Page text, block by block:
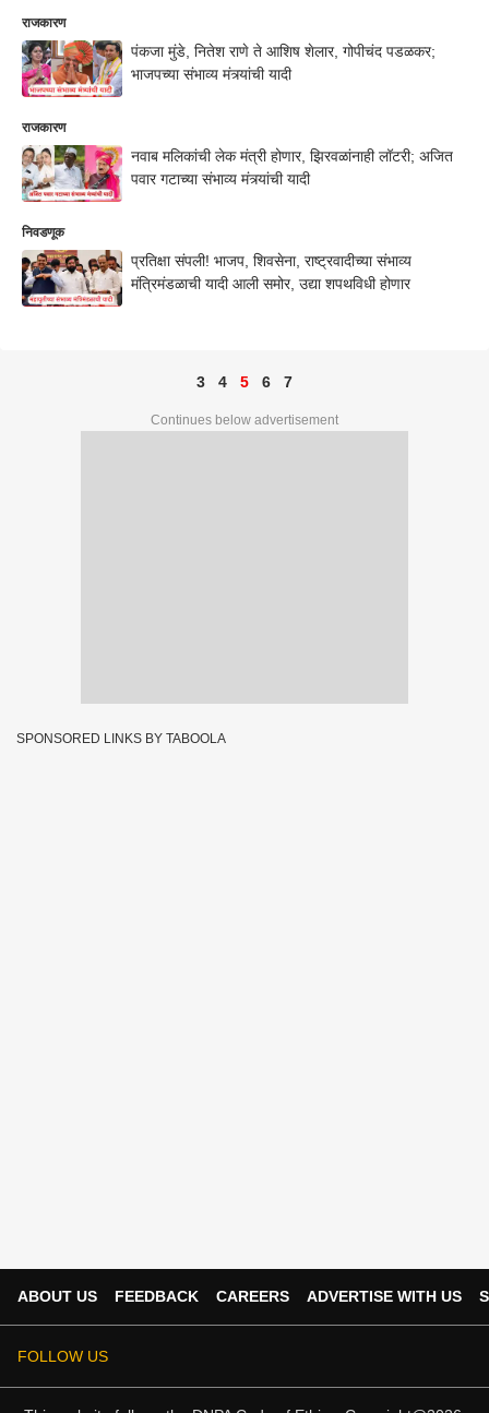
राजकारण
पंकजा मुंडे, नितेश राणे ते आशिष शेलार, गोपीचंद पडळकर;
भाजपच्या संभाव्य मंत्र्यांची यादी
राजकारण
नवाब मलिकांची लेक मंत्री होणार, झिरवळांनाही लॉटरी; अजित
पवार गटाच्या संभाव्य मंत्र्यांची यादी
निवडणूक
प्रतिक्षा संपली! भाजप, शिवसेना, राष्ट्रवादीच्या संभाव्य
मंत्रिमंडळाची यादी आली समोर, उद्या शपथविधी होणार
3 4 5 6 7
Continues below advertisement
SPONSORED LINKS BY TABOOLA
ABOUT US FEEDBACK CAREERS ADVERTISE WITH US
FOLLOW US